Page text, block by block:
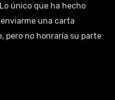
único que ha hecho
una carta
pero no honraría su parte